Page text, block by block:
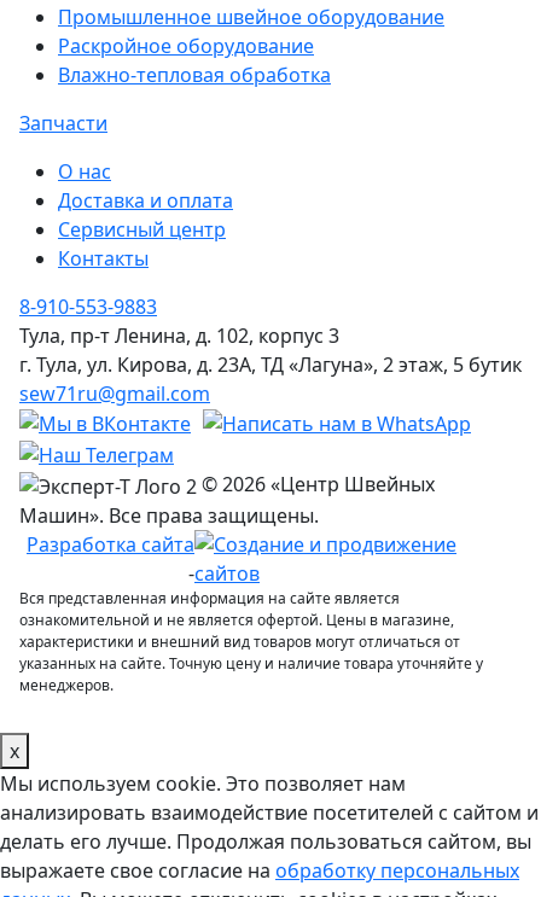
Промышленное швейное оборудование
Раскройное оборудование
Влажно-тепловая обработка
Запчасти
О нас
Доставка и оплата
Сервисный центр
Контакты
8-910-553-9883
Тула, пр-т Ленина, д. 102, корпус 3
г. Тула, ул. Кирова, д. 23А, ТД «Лагуна», 2 этаж, 5 бутик
sew71ru@gmail.com
© 2026 «Центр Швейных
Машин». Все права защищены.
Разработка сайта
-
Вся представленная информация на сайте является
ознакомительной и не является офертой. Цены в магазине,
характеристики и внешний вид товаров могут отличаться от
указанных на сайте. Точную цену и наличие товара уточняйте у
менеджеров.
x
Мы используем cookie. Это позволяет нам
анализировать взаимодействие посетителей с сайтом и
делать его лучше. Продолжая пользоваться сайтом, вы
выражаете свое согласие на обработку персональных